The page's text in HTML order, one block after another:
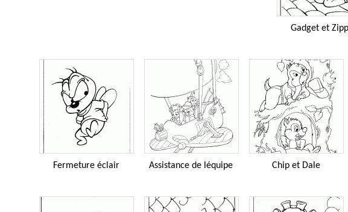
Gadget et
Fermeture éclair Assistance de léquipe Chip et Dale